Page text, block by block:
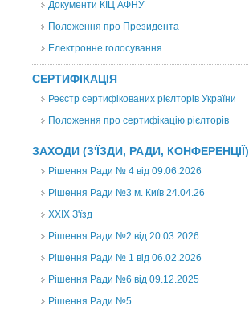
Документи КІЦ АФНУ
Положення про Президента
Електронне голосування
СЕРТИФІКАЦІЯ
Реєстр сертифікованих рієлторів України
Положення про сертифікацію рієлторів
ЗАХОДИ (З'ЇЗДИ, РАДИ, КОНФЕРЕНЦІЇ)
Рішення Ради № 4 від 09.06.2026
Рішення Ради №3 м. Київ 24.04.26
XXІХ З'їзд
Рішення Ради №2 від 20.03.2026
Рішення Ради № 1 від 06.02.2026
Рішення Ради №6 від 09.12.2025
Рішення Ради №5